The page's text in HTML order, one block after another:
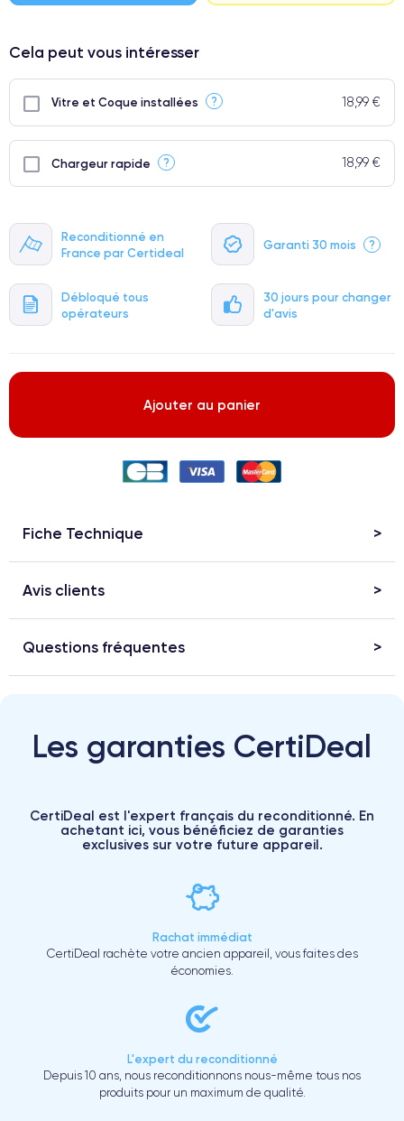
Reconditionné en
France par Certideal
Garanti 30 mois ?
Débloqué tous
opérateurs
30 jours pour changer
d'avis
⭐ Premium
● Batterie : usage intensif.
Cela peut vous intéresser
Vitre et Coque installées ? 18,99 €
Chargeur rapide ? 18,99 €
Ajouter au panier
Fiche Technique
Avis clients
Questions fréquentes
Les garanties CertiDeal
CertiDeal est l'expert français du reconditionné. En
achetant ici, vous bénéficiez de garanties
exclusives sur votre future appareil.
Rachat immédiat
CertiDeal rachète votre ancien appareil, vous faites des
économies.
L'expert du reconditionné
Depuis 10 ans, nous reconditionnons nous-même tous nos
produits pour un maximum de qualité.